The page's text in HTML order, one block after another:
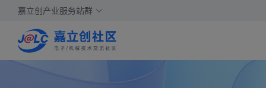
嘉立创产业服务站群